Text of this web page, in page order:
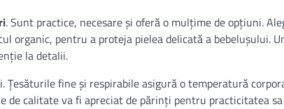
. Sunt practice, necesare și oferă o mulțime de opțiuni.
organic, pentru a proteja pielea delicată a bebelușului.
la detalii.
fine și respirabile asigură o temperatură
de calitate va fi apreciat de părinți pentru practicitatea